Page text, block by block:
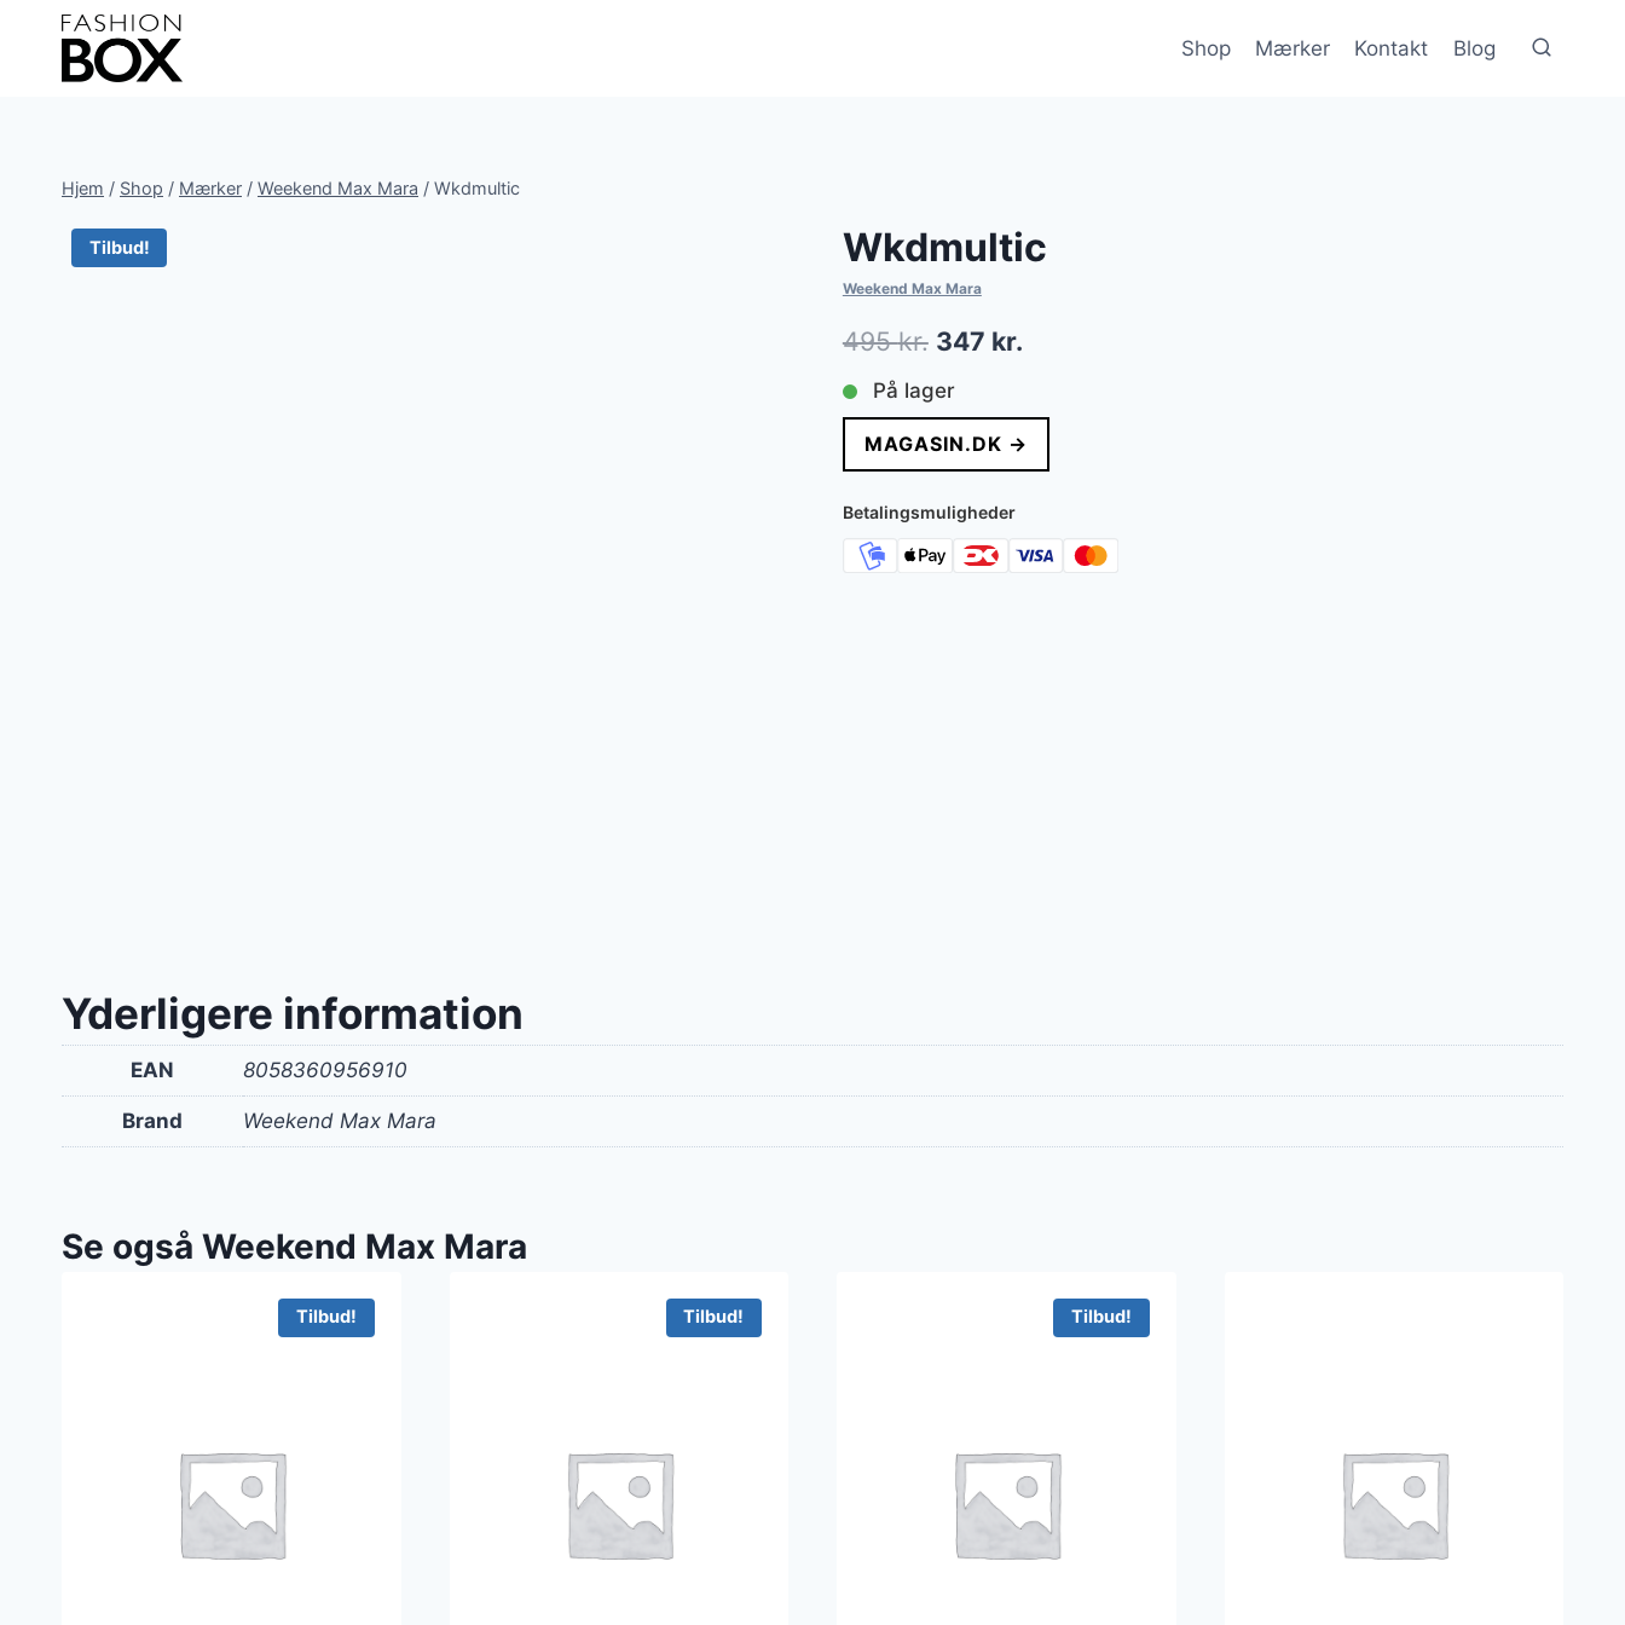
Fortsæt
indhold
Shop Mærker Kontakt Blog
Hjem / Shop / Mærker / Weekend Max Mara / Wkdmultic
Tilbud! Wkdmultic
Weekend Max Mara
495kr. Den
oprindelige
pris
var:
495 kr..
347 kr.Den
pris
er:
På lager
MAGASIN.DK →
Betalingsmuligheder
Yderligere information
EAN 8058360956910
Brand Weekend Max Mara
Se også Weekend Max Mara
Tilbud! Tilbud! Tilbud!